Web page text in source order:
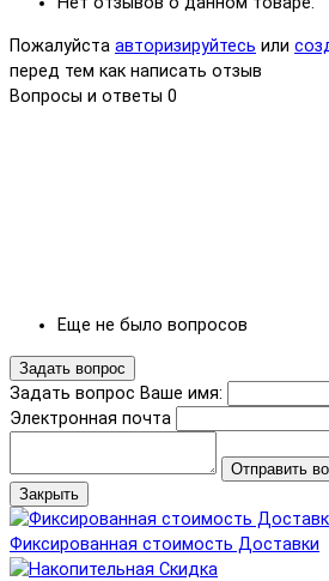
Пожалуйста авторизируйтесь или
перед тем как написать отзыв
Вопросы и ответы 0
Еще не было вопросов
Задать вопрос
Задать вопрос Ваше имя:
Электронная почта
Отправить
Закрыть
Фиксированная стоимость Доставки